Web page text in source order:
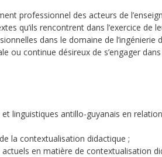
professionnel des acteurs de
qu’ils rencontrent dans l’exercice de
dans le domaine de l’ingénierie
ou continue désireux de s’engager
linguistiques antillo-guyanais en
la contextualisation didactique ;
en matière de contextualisation